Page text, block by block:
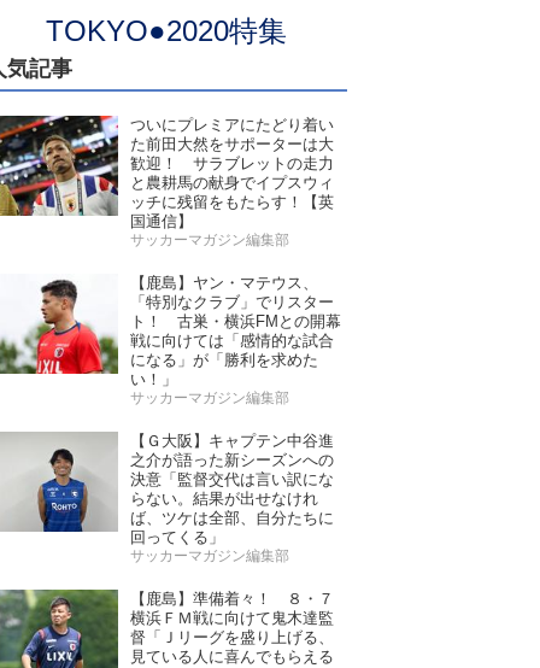
TOKYO●2020特集
気記事
ついにプレミアにたどり着い
た前田大然をサポーターは大
歓迎！ サラブレットの走力
と農耕馬の献身でイプスウィ
ッチに残留をもたらす！【英
国通信】
サッカーマガジン編集部
【鹿島】ヤン・マテウス、
「特別なクラブ」でリスター
ト！ 古巣・横浜FMとの開幕
戦に向けては「感情的な試合
になる」が「勝利を求めた
い！」
サッカーマガジン編集部
【Ｇ大阪】キャプテン中谷進
之介が語った新シーズンへの
決意「監督交代は言い訳にな
らない。結果が出せなけれ
ば、ツケは全部、自分たちに
回ってくる」
サッカーマガジン編集部
【鹿島】準備着々！ ８・７
横浜ＦＭ戦に向けて鬼木達監
督「Ｊリーグを盛り上げる、
見ている人に喜んでもらえる